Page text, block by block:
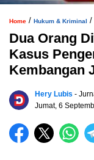
Home / Hukum & Kriminal /
Dua Orang
Kasus
Kembangan
Hery Lubis -
Jumat, 6